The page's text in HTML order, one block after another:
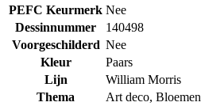
PEFC Keurmerk Nee
Dessinnummer
140498
Voorgeschilderd Nee
Kleur
Paars
Lijn
William Morris
Thema
Art deco, Bloemen